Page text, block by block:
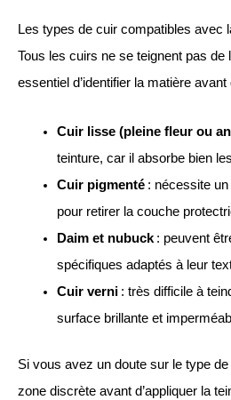
Les types de cuir compatibles avec
Tous les cuirs ne se teignent pas
essentiel d’identifier la matière
Cuir lisse (pleine fleur ou
teinture, car il absorbe bien
Cuir pigmenté: nécessite un
pour retirer la couche
Daim et nubuck: peuvent
spécifiques adaptés à leur
Cuir verni: très difficile à
surface brillante et
Si vous avez un doute sur le type
zone discrète avant d’appliquer la